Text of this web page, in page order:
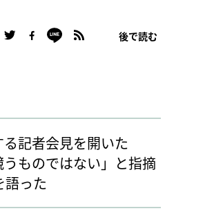
後で読む
記者会見を開いた
ものではない」と指摘
語った